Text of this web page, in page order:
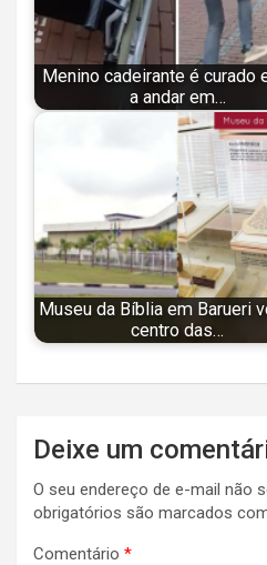
Menino cadeirante é curado
a andar em…
Museu da Bíblia em Barueri
centro das…
Navegação
de
Post
Deixe um
O seu endereço de e-mail não
obrigatórios são marcados
Comentário *